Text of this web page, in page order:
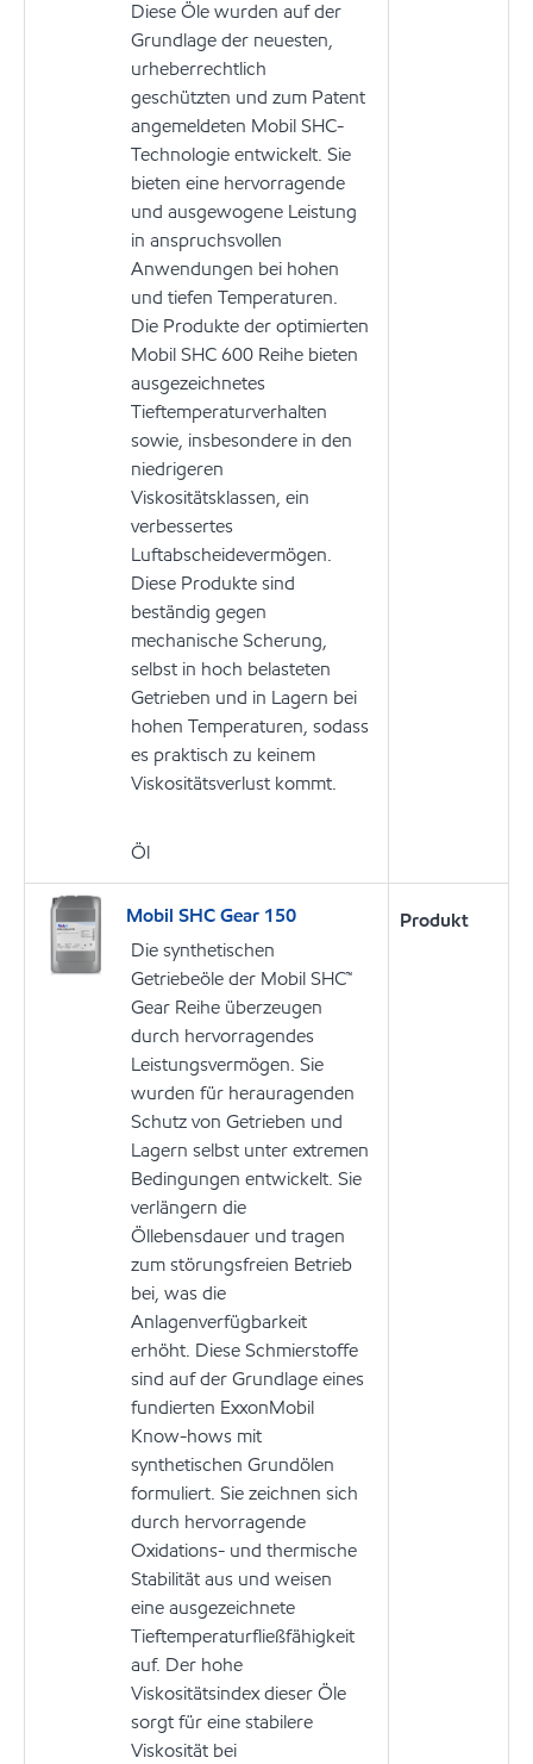
Diese Öle wurden auf der
Grundlage der neuesten,
urheberrechtlich
geschützten und zum Patent
angemeldeten Mobil SHC-
Technologie entwickelt. Sie
bieten eine hervorragende
und ausgewogene Leistung
in anspruchsvollen
Anwendungen bei hohen
und tiefen Temperaturen.
Die Produkte der optimierten
Mobil SHC 600 Reihe bieten
ausgezeichnetes
Tieftemperaturverhalten
sowie, insbesondere in den
niedrigeren
Viskositätsklassen, ein
verbessertes
Luftabscheidevermögen.
Diese Produkte sind
beständig gegen
mechanische Scherung,
selbst in hoch belasteten
Getrieben und in Lagern bei
hohen Temperaturen, sodass
es praktisch zu keinem
Viskositätsverlust kommt.
Öl
Mobil SHC Gear 150
Die synthetischen
Getriebeöle der Mobil SHC™
Gear Reihe überzeugen
durch hervorragendes
Leistungsvermögen. Sie
wurden für herauragenden
Schutz von Getrieben und
Lagern selbst unter extremen
Bedingungen entwickelt. Sie
verlängern die
Öllebensdauer und tragen
zum störungsfreien Betrieb
bei, was die
Anlagenverfügbarkeit
erhöht. Diese Schmierstoffe
sind auf der Grundlage eines
fundierten ExxonMobil
Know-hows mit
synthetischen Grundölen
formuliert. Sie zeichnen sich
durch hervorragende
Oxidations- und thermische
Stabilität aus und weisen
eine ausgezeichnete
Tieftemperaturfließfähigkeit
auf. Der hohe
Viskositätsindex dieser Öle
sorgt für eine stabilere
Viskosität bei
Produkt